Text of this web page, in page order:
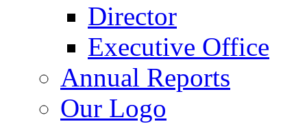
Director
Executive Office
Annual Reports
Our Logo